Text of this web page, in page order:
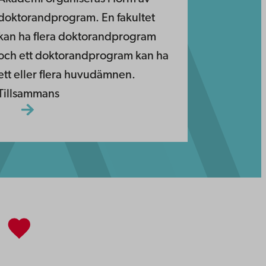
En fakultet
ha flera doktorandprogram
ett doktorandprogram kan ha
eller flera huvudämnen.
Tillsammans